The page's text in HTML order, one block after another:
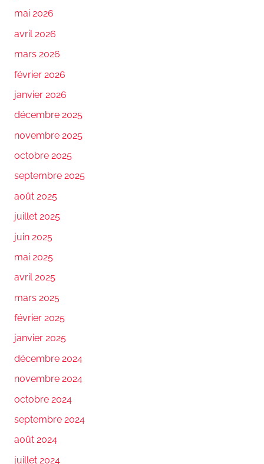
mai 2026
avril 2026
mars 2026
février 2026
janvier 2026
décembre 2025
novembre 2025
octobre 2025
septembre 2025
août 2025
juillet 2025
juin 2025
mai 2025
avril 2025
mars 2025
février 2025
janvier 2025
décembre 2024
novembre 2024
octobre 2024
septembre 2024
août 2024
juillet 2024